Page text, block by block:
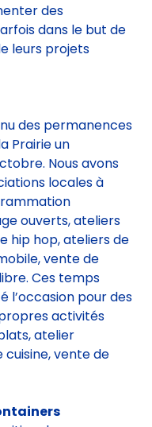
en
des
dans le but de
leurs projets
des permanences
Prairie un
Nous avons
locales à
ouverts, ateliers
hop, ateliers de
vente de
Ces temps
pour des
activités
atelier
vente de